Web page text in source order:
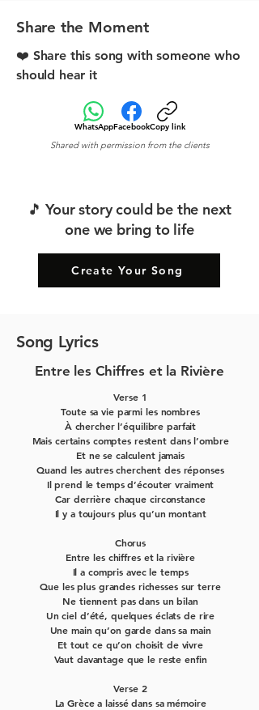
Share the Moment
❤️ Share this song with someone who
should hear it
WhatsAppFacebookCopy link
Shared with permission from the clients
🎵 Your story could be the next
one we bring to life
Create Your Song
Song Lyrics
Entre les Chiffres et la Rivière
Verse 1
Toute sa vie parmi les nombres
À chercher l’équilibre parfait
Mais certains comptes restent dans l’ombre
Et ne se calculent jamais
Quand les autres cherchent des réponses
Il prend le temps d’écouter vraiment
Car derrière chaque circonstance
Il y a toujours plus qu’un montant
Chorus
Entre les chiffres et la rivière
Il a compris avec le temps
Que les plus grandes richesses sur terre
Ne tiennent pas dans un bilan
Un ciel d’été, quelques éclats de rire
Une main qu’on garde dans sa main
Et tout ce qu’on choisit de vivre
Vaut davantage que le reste enfin
Verse 2
La Grèce a laissé dans sa mémoire